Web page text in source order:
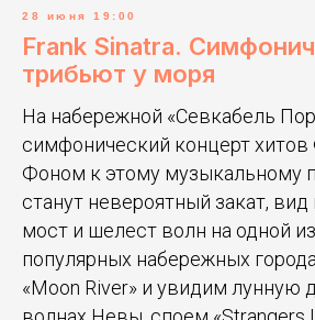
28 июня 19:00
Frank Sinatra.
трибьют у моря
На набережной «Севкабель
симфонический концерт хитов
Фоном к этому музыкальному
станут невероятный закат,
мост и шелест волн на одной
популярных набережных
«Moon River» и увидим лунную